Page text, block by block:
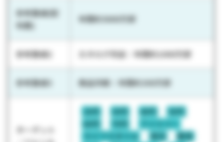
参考数値(配
布数)
年間約5000万部
参考数値2 カタログ同送：年間約1000万部
参考数値3 商品同梱：年間約300万部
ターゲット
20代 30代 40代
50代
60代
70代
ファミリー
ライフスタイル
育児
教育